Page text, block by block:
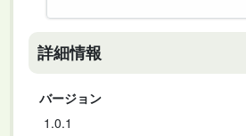
詳細情報
バージョン
1.0.1